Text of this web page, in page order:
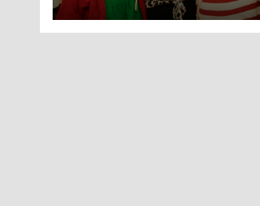
LA NIÑA CON PUESTA